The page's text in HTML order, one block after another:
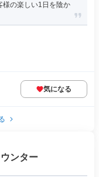
様の楽しい1日を陰か
気になる
ンター